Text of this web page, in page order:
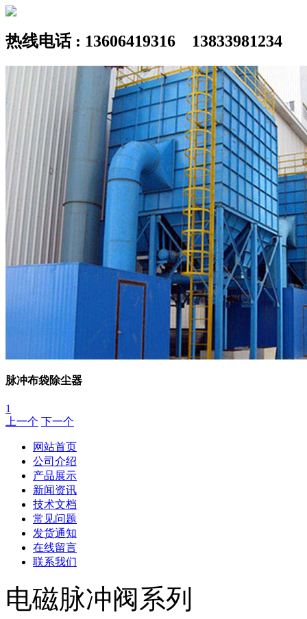
热线电话 : 13606419316 13833981234
脉冲布袋除尘器
1
上一个 下一个
网站首页
公司介绍
产品展示
新闻资讯
技术文档
常见问题
发货通知
在线留言
联系我们
电磁脉冲阀系列